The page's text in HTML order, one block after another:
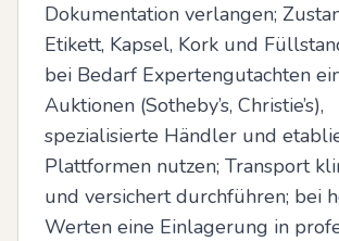
Dokumentation verlangen;
Etikett, Kapsel, Kork und
bei Bedarf Expertengutachten
Auktionen (Sotheby’s, Christie’s),
spezialisierte Händler und
Plattformen nutzen; Transport
und versichert durchführen; bei
Werten eine Einlagerung in